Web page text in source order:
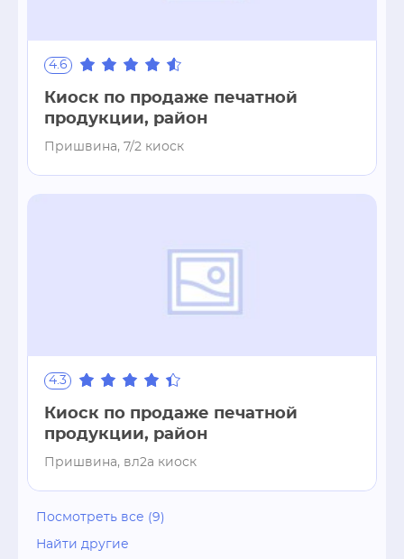
4.6
Киоск по продаже печатной
продукции, район
Пришвина, 7/2 киоск
4.3
Киоск по продаже печатной
продукции, район
Пришвина, вл2а киоск
Посмотреть все (9)
Найти другие